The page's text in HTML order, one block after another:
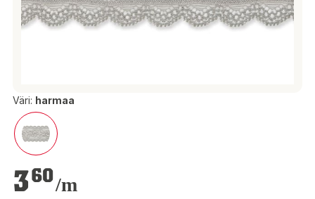
Väri: harmaa
3,60 €
360/m